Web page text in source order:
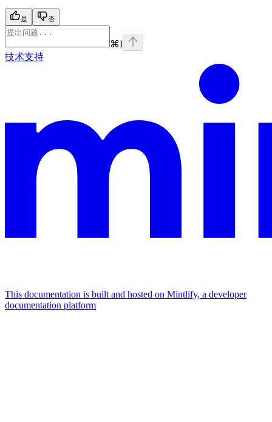
是 否
⌘I
技术支持
This documentation is built and hosted on Mintlify, a developer
documentation platform